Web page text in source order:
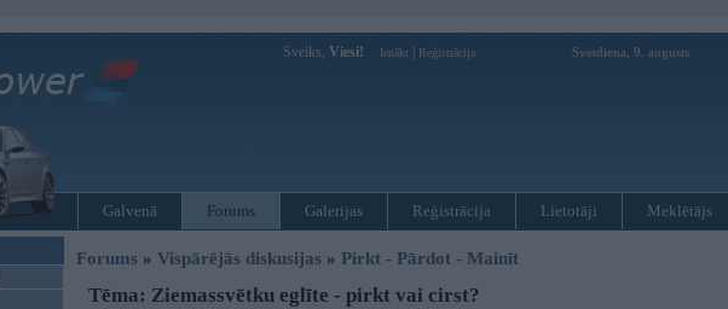
Sveiks, Viesi! Ienākt Reģistrācija Svetdiena, 9. augusts
Galvenā Forums Galerijas Reģistrācija Lietotāji Meklētājs
Forums » Vispārējās diskusijas » Pirkt - Pārdot - Mainīt
Tēma: Ziemassvētku eglīte - pirkt vai cirst?